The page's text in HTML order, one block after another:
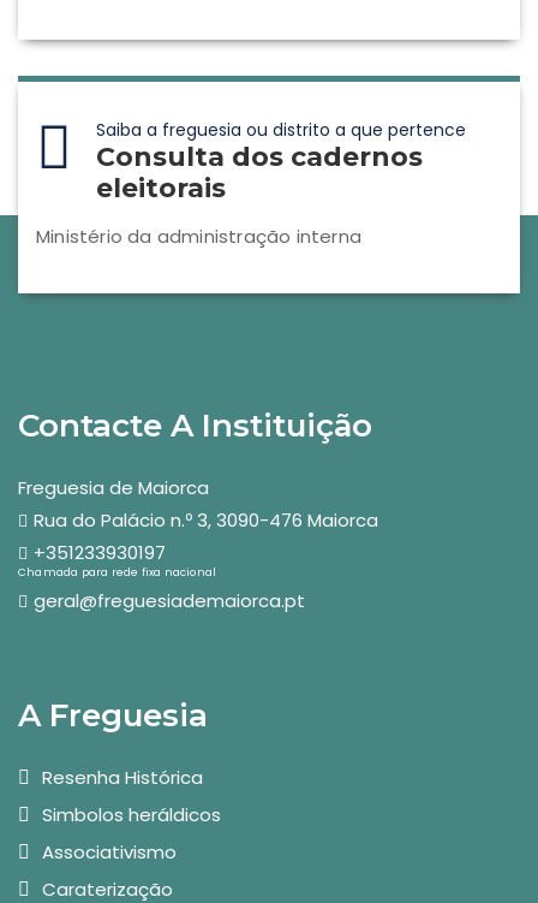
Saiba a freguesia ou distrito a que pertence
Consulta dos cadernos
eleitorais
Ministério da administração interna
Contacte A Instituição
Freguesia de Maiorca
Rua do Palácio n.º 3, 3090-476 Maiorca
+351233930197
Chamada para rede fixa nacional
geral@freguesiademaiorca.pt
A Freguesia
Resenha Histórica
Simbolos heráldicos
Associativismo
Caraterização